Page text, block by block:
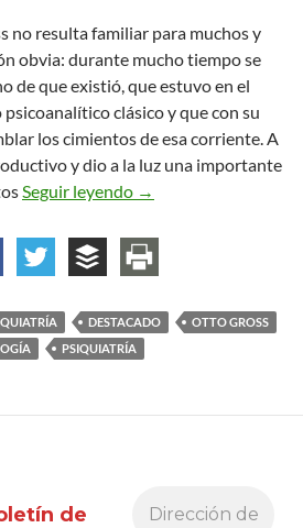
no resulta familiar para muchos y
obvia: durante mucho tiempo se
de que existió, que estuvo en el
clásico y que con su
los cimientos de esa corriente. A
y dio a la luz una importante
Seguir leyendo Otto Gross, el
→
DESTACADO
OTTO GROSS
PSIQUIATRÍA
de